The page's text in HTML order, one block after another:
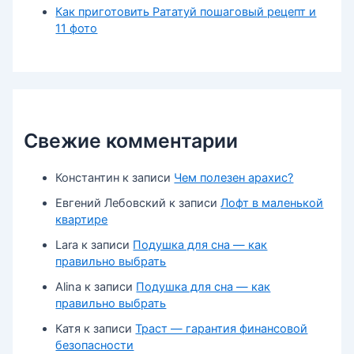
Как приготовить Рататуй пошаговый рецепт и
11 фото
Свежие комментарии
Константин к записи Чем полезен арахис?
Евгений Лебовский к записиЛофт в маленькой
квартире
Lara к записи Подушка для сна — как
правильно выбрать
Alina к записи Подушка для сна — как
правильно выбрать
Катя к записиТраст — гарантия финансовой
безопасности